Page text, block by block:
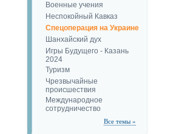
Военные учения
Неспокойный Кавказ
Спецоперация на Украине
Шанхайский дух
Игры Будущего - Казань
2024
Туризм
Чрезвычайные
происшествия
Международное
сотрудничество
Все темы »